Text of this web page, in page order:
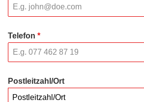
Telefon *
Postleitzahl/Ort
Postleitzahl/Ort